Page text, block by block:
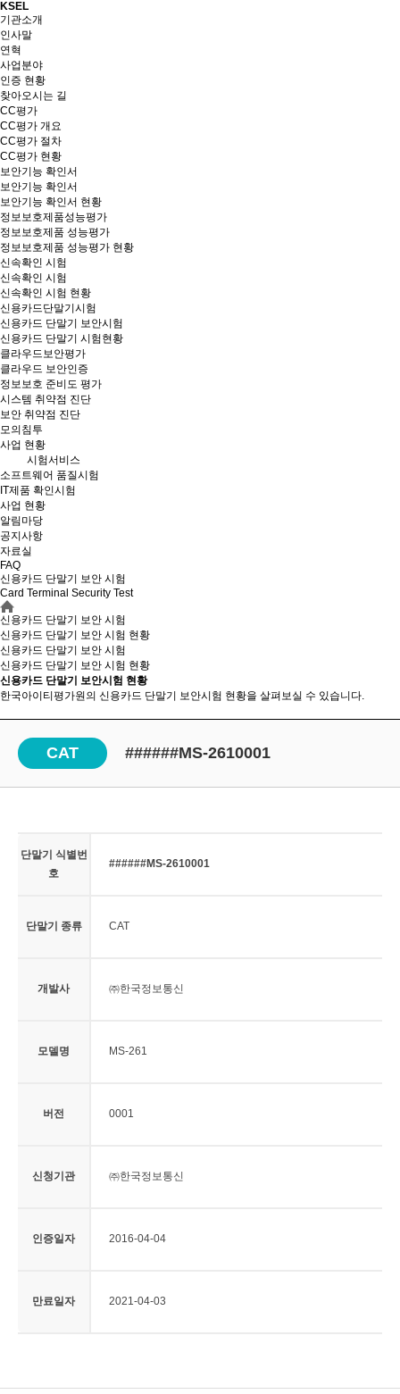
KSEL
기관소개
인사말
연혁
사업분야
인증 현황
찾아오시는 길
CC평가
CC평가 개요
CC평가 절차
CC평가 현황
보안기능 확인서
보안기능 확인서
보안기능 확인서 현황
정보보호제품성능평가
정보보호제품 성능평가
정보보호제품 성능평가 현황
신속확인 시험
신속확인 시험
신속확인 시험 현황
신용카드단말기시험
신용카드 단말기 보안시험
신용카드 단말기 시험현황
클라우드보안평가
클라우드 보안인증
정보보호 준비도 평가
시스템 취약점 진단
보안 취약점 진단
모의침투
사업 현황
시험서비스
소프트웨어 품질시험
IT제품 확인시험
사업 현황
알림마당
공지사항
자료실
FAQ
신용카드 단말기 보안 시험
Card Terminal Security Test
신용카드 단말기 보안 시험
신용카드 단말기 보안 시험 현황
신용카드 단말기 보안 시험
신용카드 단말기 보안 시험 현황
신용카드 단말기 보안시험 현황
한국아이티평가원의 신용카드 단말기 보안시험 현황을 살펴보실 수 있습니다.
CAT ######MS-2610001
단말기 식별번
호
######MS-2610001
단말기 종류 CAT
개발사 ㈜한국정보통신
모델명 MS-261
버전 0001
신청기관 ㈜한국정보통신
인증일자 2016-04-04
만료일자 2021-04-03